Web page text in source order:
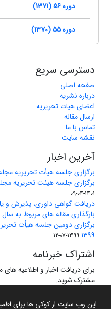
این وب سایت از کوکی ها برای
دوره 56 (1371)
دوره 55 (1370)
دسترسی سریع
صفحه اصلی
درباره نشریه
اعضای هیات تحریریه
ارسال مقاله
تماس با ما
نقشه سایت
آخرین اخبار
برگزاری جلسه هیأت تحریریه
برگزاری جلسه هیئت تحریریه
1401-04-09
دریافت گواهی داوری، پذیرش و یا
بارگذاری مقاله های مربوط به سال های 1370
برگزاری دومین جلسه هیأت
1399
1399-07-12
اشتراک خبرنامه
برای دریافت اخبار و اطلاعیه
مشترک شوید.